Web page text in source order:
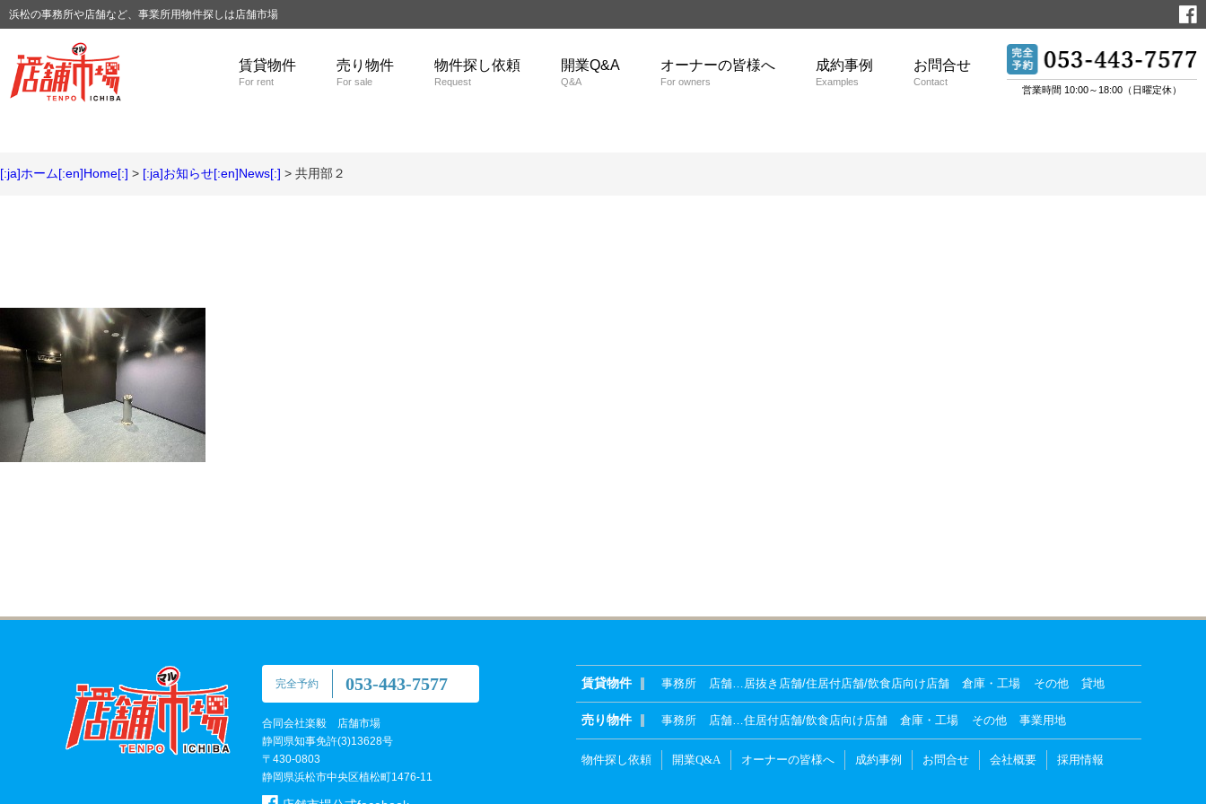
浜松の事務所や店舗など、事業所用物件探しは店舗市場
賃貸物件
For rent
売り物件
For sale
物件探し依頼
Request
開業Q&A
Q&A
オーナーの皆様へ
For owners
成約事例
Examples
お問合せ
Contact
営業時間 10:00～18:00（日曜定休）
[:ja]ホーム[:en]Home[:] > [:ja]お知らせ[:en]News[:] > 共用部２
完全予約 053-443-7577
合同会社楽毅 店舗市場
静岡県知事免許(3)13628号
〒430-0803
静岡県浜松市中央区植松町1476-11
賃貸物件 事務所 店舗…居抜き店舗/住居付店舗/飲食店向け店舗 倉庫・工場 その他 貸地
売り物件 事務所 店舗…住居付店舗/飲食店向け店舗 倉庫・工場 その他 事業用地
物件探し依頼 開業Q&A オーナーの皆様へ 成約事例 お問合せ 会社概要 採用情報